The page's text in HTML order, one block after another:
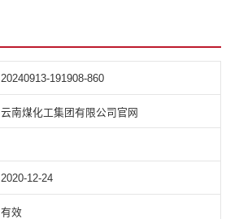
20240913-191908-860
云南煤化工集团有限公司官网
2020-12-24
有效